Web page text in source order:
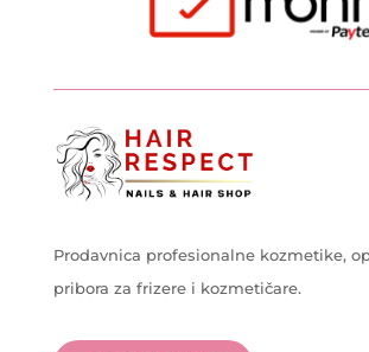
Prodavnica profesionalne kozmetike,
pribora za frizere i kozmetičare.